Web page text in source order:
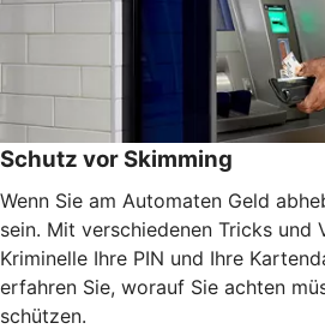
Schutz vor Skimming
Wenn Sie am Automaten Geld
sein. Mit verschiedenen Tricks und
Kriminelle Ihre PIN und Ihre
erfahren Sie, worauf Sie achten
schützen.